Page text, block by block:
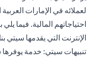
لعملائه في الإمارات
احتياجاتهم المالية. فيما
الإنترنت التي يقدمها سيتي
تنبيهات سيتي: خدمة يوفرها